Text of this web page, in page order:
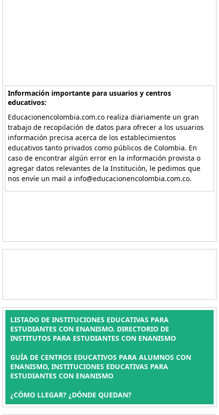
Información importante para usuarios y centros
educativos:
Educacionencolombia.com.co realiza diariamente un gran
trabajo de recopilación de datos para ofrecer a los usuarios
información precisa acerca de los establecimientos
educativos tanto privados como públicos de Colombia. En
caso de encontrar algún error en la información provista o
agregar datos relevantes de la Institución, le pedimos que
nos envíe un mail a info@educacionencolombia.com.co.
LISTADO DE INSTITUCIONES EDUCATIVAS PARA
ESTUDIANTES CON ENANISMO. DIRECTORIO DE
INSTITUTOS PARA ESTUDIANTES CON ENANISMO
GUÍA DE CENTROS EDUCATIVOS PARA ALUMNOS CON
ENANISMO, INSTITUCIONES EDUCATIVAS PARA
ESTUDIANTES CON ENANISMO
¿CÓMO LLEGAR? ¿DÓNDE QUEDAN?